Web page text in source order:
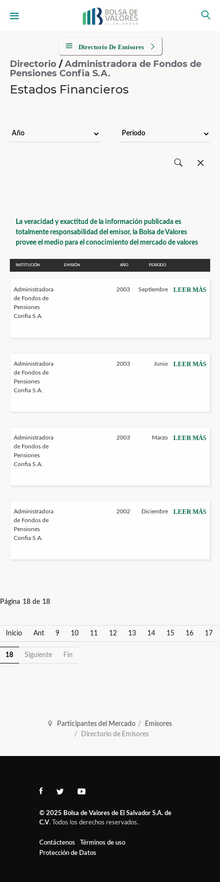
Directorio De Emisores
Directorio /Administradora de Fondos de
Pensiones Confia S.A.
Estados Financieros
La veracidad y exactitud de la información publicada es
totalmente responsabilidad del emisor, la Bolsa de Valores
provee el medio para el conocimiento del mercado de valores
INSTITUCIÓN EMISIÓN AÑO PERIODO
Administradora
de Fondos de
Pensiones
Confia S.A.
2003 Septiembre LEER MÁS
Administradora
de Fondos de
Pensiones
Confia S.A.
2003 Junio LEER MÁS
Administradora
de Fondos de
Pensiones
Confia S.A.
2003 Marzo LEER MÁS
Administradora
de Fondos de
Pensiones
Confia S.A.
2002 Diciembre LEER MÁS
Página 18 de 18
Inicio Ant 9 10 11 12 13 14 15 16 17
18 Siguiente Fin
Participantes del Mercado
Emisores
Directorio de Emisores
© 2025 Bolsa de Valores de El Salvador S.A. de
C.V. Todos los derechos reservados.
Contáctenos
Términos de uso
Protección de Datos